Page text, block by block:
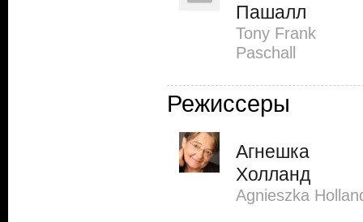
Пашалл
Tony Frank
Paschall
Режиссеры
Агнешка
Холланд
Agnieszka